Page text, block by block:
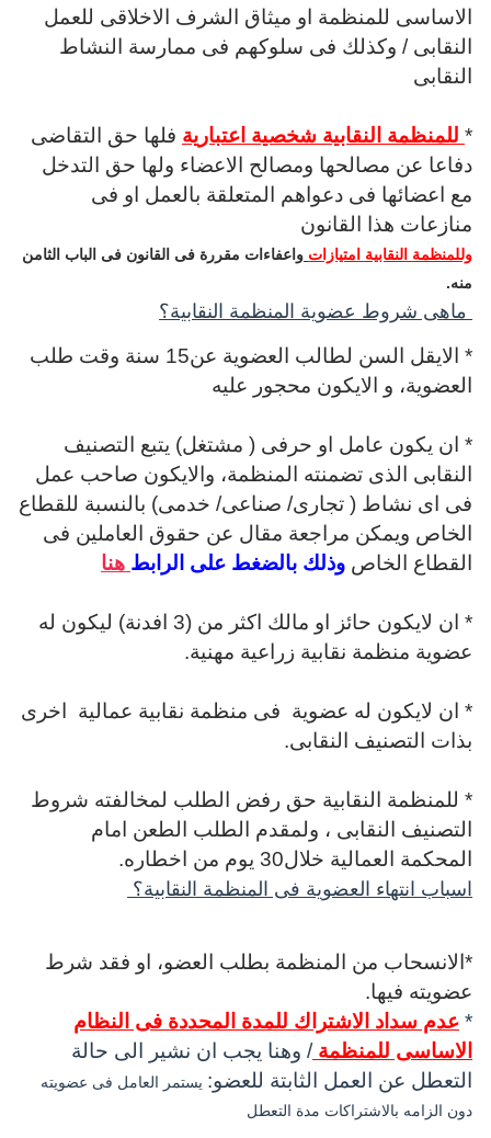
الاساسى للمنظمة او ميثاق الشرف الاخلاقى للعمل
النقابى / وكذلك فى سلوكهم فى ممارسة النشاط
النقابى
*للمنظمة النقابية شخصية اعتبارية فلها حق التقاضى
دفاعا عن مصالحها ومصالح الاعضاء ولها حق التدخل
مع اعضائها فى دعواهم المتعلقة بالعمل او فى
منازعات هذا القانون
وللمنظمة النقابية امتيازات واعفاءات مقررة فى القانون فى الباب الثامن
منه.
ماهى شروط عضوية المنظمة النقابية؟
* الايقل السن لطالب العضوية عن15 سنة وقت طلب
العضوية، و
الايكون محجور عليه
* ان يكون عامل او حرفى ( مشتغل) يتبع التصنيف
النقابى الذى تضمنته المنظمة، والايكون صاحب عمل
فى اى نشاط ( تجارى/ صناعى/ خدمى) بالنسبة للقطاع
الخاص ويمكن مراجعة مقال عن حقوق العاملين فى
القطاع الخاص وذلك بالضغط على الرابط هنا
* ان لايكون حائز او مالك اكثر من (3 افدنة) ليكون له
عضوية منظمة نقابية زراعية مهنية.
* ان لايكون له عضوية فى منظمة نقابية عمالية اخرى
بذات التصنيف النقابى.
* للمنظمة النقابية حق رفض الطلب لمخالفته شروط
التصنيف النقابى ، ولمقدم الطلب الطعن امام
المحكمة العمالية خلال30 يوم من اخطاره.
اسباب انتهاء العضوية فى المنظمة النقابية؟
*الانسحاب من المنظمة بطلب العضو، او فقد شرط
عضويته فيها.
* عدم سداد الاشتراك للمدة المحددة فى النظام
الاساسى للمنظمة/ وهنا يجب ان نشير الى حالة
التعطل عن العمل الثابتة للعضو: يستمر العامل فى عضويته
دون الزامه بالاشتراكات مدة التعطل